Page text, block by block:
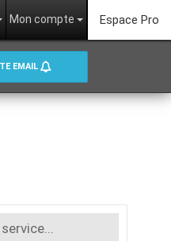
Mon compte Espace Pro
EMAIL